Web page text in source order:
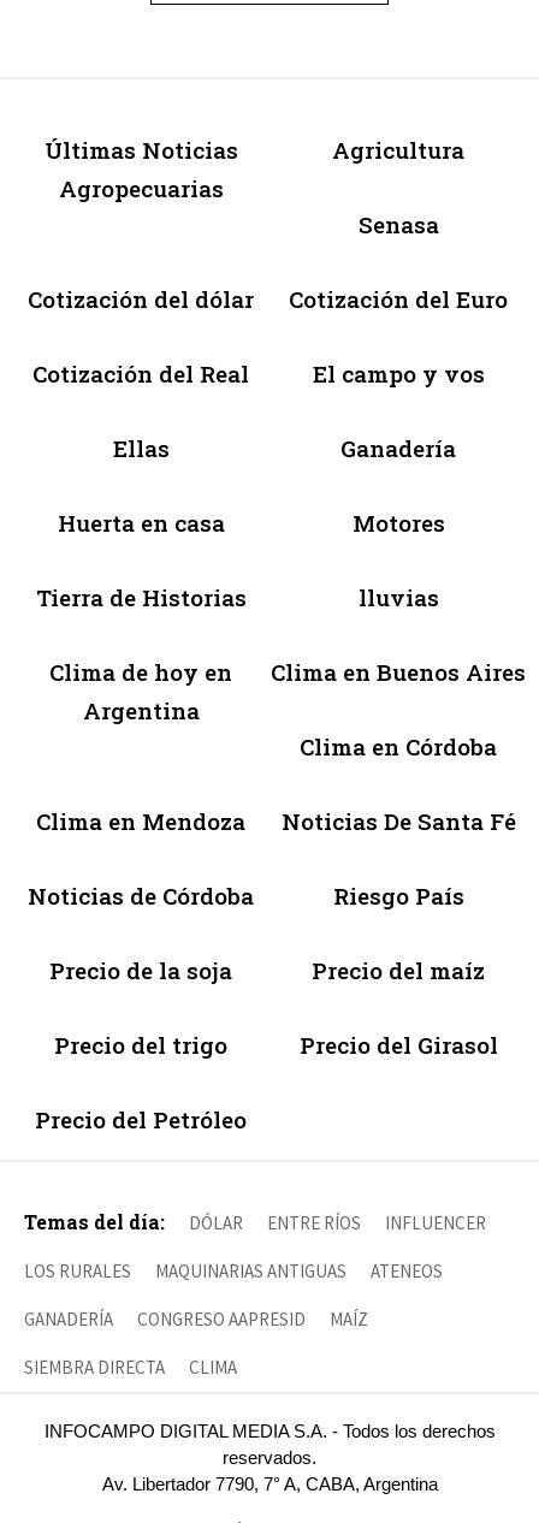
Últimas Noticias
Agropecuarias
Agricultura
Senasa
Cotización del dólar Cotización del Euro
Cotización del Real El campo y vos
Ellas Ganadería
Huerta en casa Motores
Tierra de Historias lluvias
Clima de hoy en
Argentina
Clima en Buenos Aires
Clima en Córdoba
Clima en Mendoza Noticias De Santa Fé
Noticias de Córdoba Riesgo País
Precio de la soja Precio del maíz
Precio del trigo Precio del Girasol
Precio del Petróleo
Temas del día: DÓLAR ENTRE RÍOS INFLUENCER
LOS RURALES MAQUINARIAS ANTIGUAS ATENEOS
GANADERÍA CONGRESO AAPRESID MAÍZ
SIEMBRA DIRECTA CLIMA
INFOCAMPO DIGITAL MEDIA S.A. - Todos los derechos
reservados.
Av. Libertador 7790, 7° A, CABA, Argentina